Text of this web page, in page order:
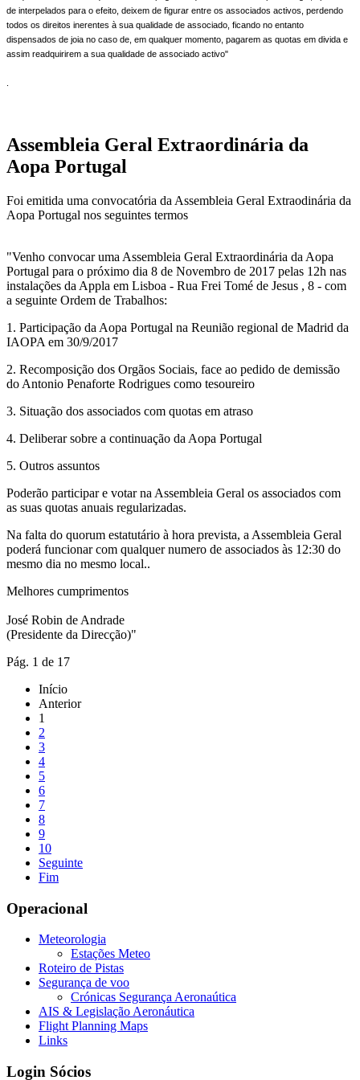
de interpelados para o efeito, deixem de figurar entre os associados activos, perdendo
todos os direitos inerentes à sua qualidade de associado, ficando no entanto
dispensados de joia no caso de, em qualquer momento, pagarem as quotas em divida e
assim readquirirem a sua qualidade de associado activo"
Assembleia Geral Extraordinária da
Aopa Portugal
Foi emitida uma convocatória da Assembleia Geral Extraodinária da
Aopa Portugal nos seguintes termos
"Venho convocar uma Assembleia Geral Extraordinária da Aopa
Portugal para o próximo dia 8 de Novembro de 2017 pelas 12h nas
instalações da Appla em Lisboa - Rua Frei Tomé de Jesus , 8 - com
a seguinte Ordem de Trabalhos:
1. Participação da Aopa Portugal na Reunião regional de Madrid da
IAOPA em 30/9/2017
2. Recomposição dos Orgãos Sociais, face ao pedido de demissão
do Antonio Penaforte Rodrigues como tesoureiro
3. Situação dos associados com quotas em atraso
4. Deliberar sobre a continuação da Aopa Portugal
5. Outros assuntos
Poderão participar e votar na Assembleia Geral os associados com
as suas quotas anuais regularizadas.
Na falta do quorum estatutário à hora prevista, a Assembleia Geral
poderá funcionar com qualquer numero de associados às 12:30 do
mesmo dia no mesmo local..
Melhores cumprimentos
José Robin de Andrade
(Presidente da Direcção)"
Pág. 1 de 17
Início
Anterior
1
2
3
4
5
6
7
8
9
10
Seguinte
Fim
Operacional
Meteorologia
Estações Meteo
Roteiro de Pistas
Segurança de voo
Crónicas Segurança Aeronaútica
AIS & Legislação Aeronáutica
Flight Planning Maps
Links
Login Sócios